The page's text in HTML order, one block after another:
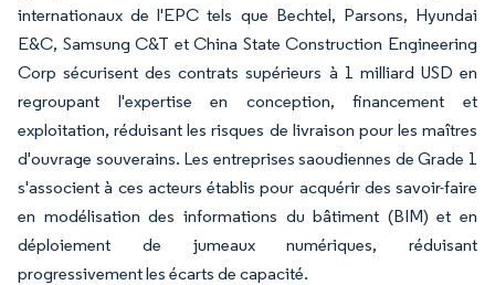
internationaux de l'EPC tels que Bechtel, Parsons, Hyundai
E&C, Samsung C&T et China State Construction Engineering
Corp sécurisent des contrats supérieurs à 1 milliard USD en
regroupant l'expertise en conception, financement et
exploitation, réduisant les risques de livraison pour les maîtres
d'ouvrage souverains. Les entreprises saoudiennes de Grade 1
s'associent à ces acteurs établis pour acquérir des savoir-faire
en modélisation des informations du bâtiment (BIM) et en
déploiement de jumeaux numériques, réduisant
progressivement les écarts de capacité.